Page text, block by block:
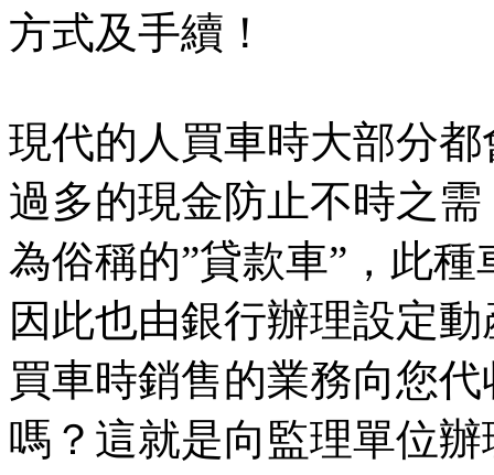
方式及手續！
現代的人買車時大部分
過多的現金防止不時之
為俗稱的”貸款車”，此
因此也由銀行辦理設定
買車時銷售的業務向您
嗎？這就是向監理單位